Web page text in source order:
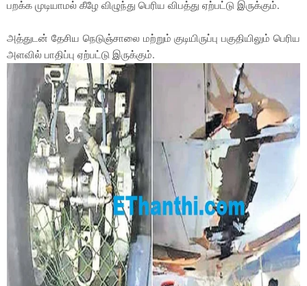
பறக்க முடியாமல் கீழே விழுந்து பெரிய விபத்து ஏற்பட்டு இருக்கும்.
அத்துடன் தேசிய நெடுஞ்சாலை மற்றும் குடியிருப்பு பகுதியிலும் பெரிய
அளவில் பாதிப்பு ஏற்பட்டு இருக்கும்.